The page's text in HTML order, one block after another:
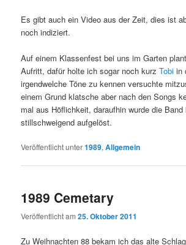
Es gibt auch ein Video aus der Zeit, dies ist
noch indiziert.
Auf einem Klassenfest bei uns im Garten
Aufritt, dafür holte ich sogar noch kurzTobiin
irgendwelche Töne zu kennen versuchte
einem Grund klatsche aber nach den Songs
mal aus Höflichkeit, daraufhin wurde die
stillschweigend aufgelöst.
Veröffentlicht unter1989,Allgemein
1989 Cemetary
Veröffentlicht am25. Oktober 2011
Zu Weihnachten 88 bekam ich das alte